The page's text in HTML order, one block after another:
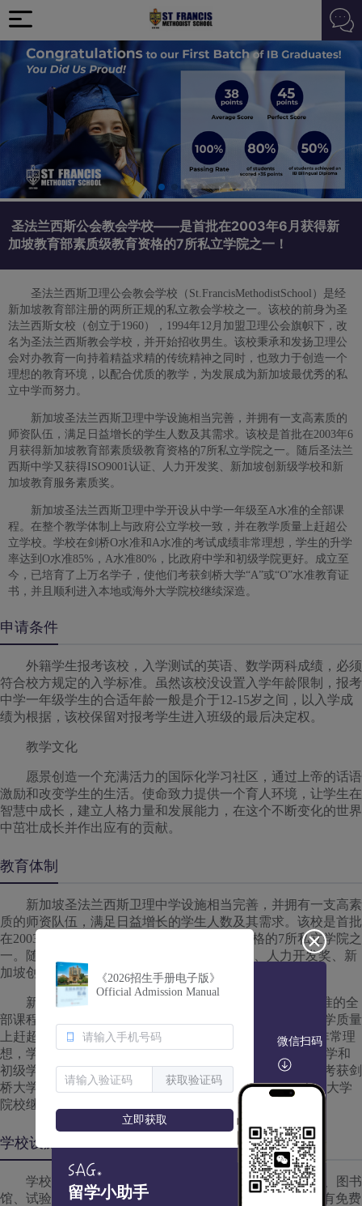
圣法兰西斯公会教会学校——是首批在2003年6月获得新
加坡教育部素质级教育资格的7所私立学院之一！
圣法兰西斯卫理公会教会学校（St.FrancisMethodistSchool）是经
新加坡教育部注册的两所正规的私立教会学校之一。该校的前身为圣
法兰西斯女校（创立于1960），1994年12月加盟卫理公会旗帜下，改
名为圣法兰西斯教会学校，并开始招收男生。该校秉承和发扬卫理公
会对办教育一向持着精益求精的传统精神之同时，也致力于创造一个
理想的教育环境，以配合优质的教学，为发展成为新加坡最优秀的私
立中学而努力。
新加坡圣法兰西斯卫理中学设施相当完善，并拥有一支高素质的
师资队伍，满足日益增长的学生人数及其需求。该校是首批在2003年6
月获得新加坡教育部素质级教育资格的7所私立学院之一。随后圣法兰
西斯中学又获得ISO9001认证、人力开发奖、新加坡创新级学校和新
加坡教育服务素质奖。
新加坡圣法兰西斯卫理中学开设从中学一年级至A水准的全部课
程。在整个教学体制上与政府公立学校一致，并在教学质量上赶超公
立学校。学校在剑桥O水准和A水准的考试成绩非常理想，学生的升学
率达到O水准85%，A水准80%，比政府中学和初级学院更好。成立至
今，已培育了上万名学子，使他们考获剑桥大学“A”或“O”水准教育证
书，并且顺利进入本地或海外大学院校继续深造。
申请条件
外籍学生报考该校，入学测试的英语、数学两科成绩，必须
符合校方规定的入学标准。虽然该校没设置入学年龄限制，报考
中学一年级学生的合适年龄一般是介于12-15岁之间，以入学成
绩为根据，该校保留对报考学生进入班级的最后决定权。
教学文化
愿景创造一个充满活力的国际化学习社区，通过上帝的话语
激励和改变学生的生活。使命致力提供一个育人环境，让学生在
智慧中成长，建立人格力量和发展能力，在这个不断变化的世界
中茁壮成长并作出应有的贡献。
教育体制
新加坡圣法兰西斯卫理中学设施相当完善，并拥有一支高素
质的师资队伍，满足日益增长的学生人数及其需求。该校是首批
在2003年6月获得新加坡教育部素质级教育资格的7所私立学院之
一。随后圣法兰西斯中学又获得ISO9001认证、人力开发奖、新
加坡创新级学校和新加坡教育服务素质奖。
新加坡圣法兰西斯卫理中学开设从中学一年级至A水准的全
部课程。在整个教学体制上与政府公立学校一致，并在教学质量
上赶超公立学校。学校在剑桥O水准和A水准的考试成绩非常理
想，学生的升学率达到O水准85%，A水准80%，比政府中学和
初级学院更好。成立至今，已培育了上万名学子，使他们考获剑
桥大学“A”或“O”水准教育证书，并且顺利进入本地或海外大学
院校继续深造。
学校设施
学校除了拥有现代化的教室之外，还设有书店、餐厅、图书
馆、试验室、IT试验室、多功能厅、健身房，而且学校备有免费
《2026招生手册电子版》
Official Admission Manual
获取验证码
立即获取
留学小助手
微信扫码